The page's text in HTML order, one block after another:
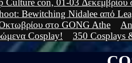
Culture con, 01-03
Bewitching Nidalee από
στο GONG Athe
Cosplay!
350 Cosplays